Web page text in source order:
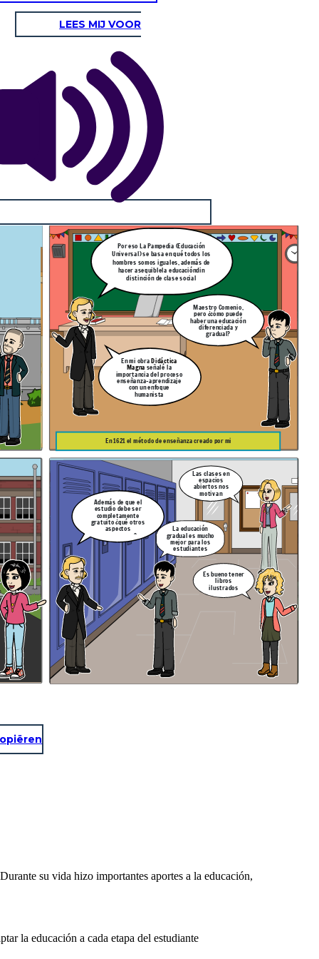
LEES MIJ VOOR
Por eso La Pampedia (Educación
Universal) se basa en qué todos los
hombres somos iguales, además de
hacer asequiblela educacióndin
distinción de clase social
En 1621 el método de enseñanza creado por mi
Además de que el
estudio debe ser
completamente
gratuito ¿qué otros
aspectos
proponemos?
Las clases en
espacios
abiertos nos
motivan
Es bueno tener
libros
ilustrados
La educación
gradual es mucho
mejor para los
estudiantes
En mi obraDidáctica
Magna señalé la
importancia del proceso
enseñanza-aprendizaje
con un enfoque
humanista
Maestro Comenio,
pero ¿cómo puede
haber una educación
diferenciada y
gradual?
su vida hizo importantes aportes a la educación,
la educación a cada etapa del estudiante